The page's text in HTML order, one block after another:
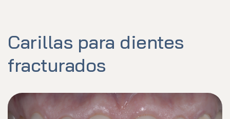
Carillas para dientes
fracturados